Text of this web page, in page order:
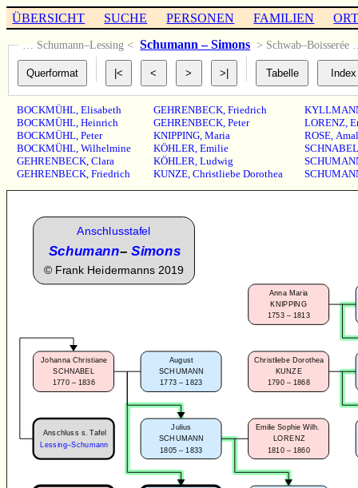
ÜBERSICHT SUCHE PERSONEN FAMILIEN
… Schumann–Lessing < Schumann – Simons > Schwab–Boisserée
BOCKMÜHL,Elisabeth
BOCKMÜHL,Heinrich
BOCKMÜHL,Peter
BOCKMÜHL,Wilhelmine
GEHRENBECK,Clara
GEHRENBECK,Friedrich
GEHRENBECK, Friedrich
GEHRENBECK, Peter
KNIPPING, Maria
KÖHLER, Emilie
KÖHLER, Ludwig
KUNZE, Christliebe Dorothea
LORENZ,
ROSE,
SCHNABEL
August
SCHUMANN
1773 – 1823
Johanna Christiane
SCHNABEL
1770 – 1836
Anschlusstafel
Schumann–Simons
© Frank Heidermanns 2019
Anschluss s. Tafel
Lessing–Schumann
Julius
SCHUMANN
1805 – 1833
Emilie Sophie Wilh.
LORENZ
1810 – 1860
Christliebe Dorothea
KUNZE
1790 – 1868
Anna Maria
KNIPPING
1753 – 1813